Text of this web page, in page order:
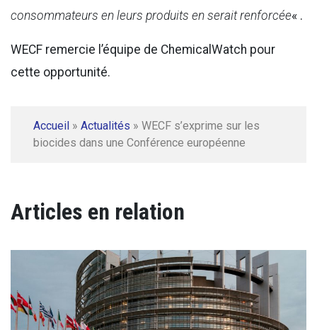
consommateurs en leurs produits en serait renforcée« .
WECF remercie l’équipe de ChemicalWatch pour
cette opportunité.
Accueil » Actualités » WECF s’exprime sur les
biocides dans une Conférence européenne
Articles en relation